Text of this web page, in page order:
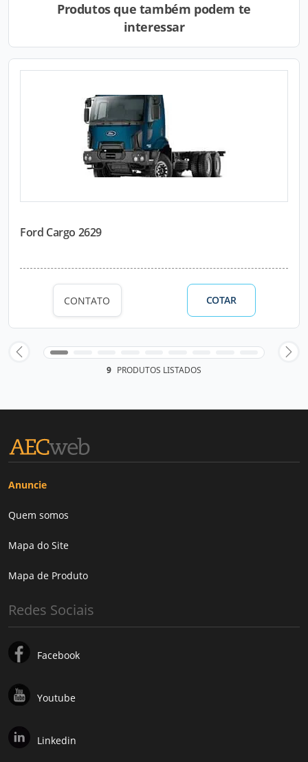
Produtos que também podem te
interessar
Ford Cargo 2629
CONTATO COTAR
9 PRODUTOS LISTADOS
Anuncie
Quem somos
Mapa do Site
Mapa de Produto
Redes Sociais
Facebook
Youtube
Linkedin